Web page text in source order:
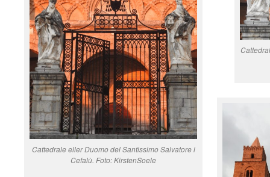
Cattedrale eller Duomo del Santissimo Salvatore i
Cefalù. Foto: KirstenSoele